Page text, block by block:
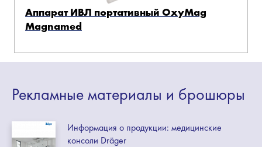
Аппарат ИВЛ портативный OxyMag
Magnamed
Рекламные материалы и брошюры
Информация о продукции: медицинские
консоли Dräger